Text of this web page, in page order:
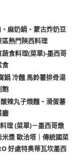
麻奶鍋、蒙古炸奶豆
熱門陝西料理
食料理(菜單)-墨西哥
食
鍋 冷麵 馬鈴薯排骨湯
飽
辣丸子煨麵、滑蛋蕃
廳
理 (菜單)－墨西哥燉
漿 歐洽塔｜傳統國菜
好處特奥蒂瓦坎墨西